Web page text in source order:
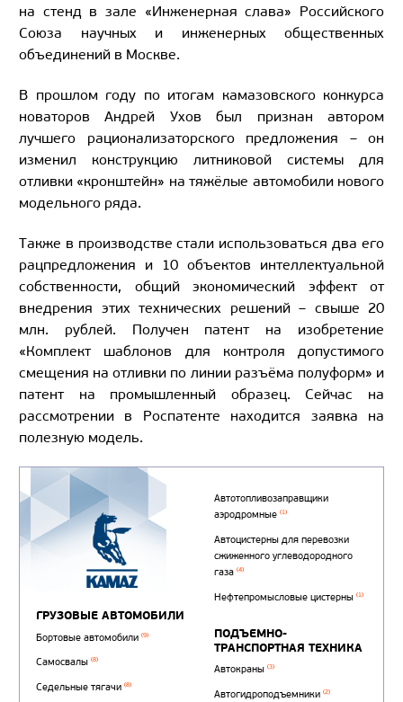
на стенд в зале «Инженерная слава» Российского
Союза научных и инженерных общественных
объединений в Москве.
В прошлом году по итогам камазовского конкурса
новаторов Андрей Ухов был признан автором
лучшего рационализаторского предложения – он
изменил конструкцию литниковой системы для
отливки «кронштейн» на тяжёлые автомобили нового
модельного ряда.
Также в производстве стали использоваться два его
рацпредложения и 10 объектов интеллектуальной
собственности, общий экономический эффект от
внедрения этих технических решений – свыше 20
млн. рублей. Получен патент на изобретение
«Комплект шаблонов для контроля допустимого
смещения на отливки по линии разъёма полуформ» и
патент на промышленный образец. Сейчас на
рассмотрении в Роспатенте находится заявка на
полезную модель.